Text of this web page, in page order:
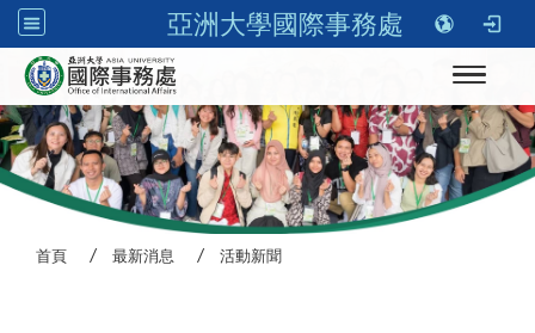
亞洲大學國際事務處
Toggle
首頁 最新消息 活動新聞